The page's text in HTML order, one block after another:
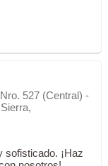
527 (Central) -
sofisticado. ¡Haz